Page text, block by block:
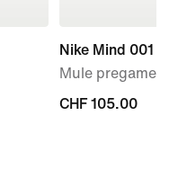
Nike Mind 001
Mule pregame –
CHF
CHF 105.00